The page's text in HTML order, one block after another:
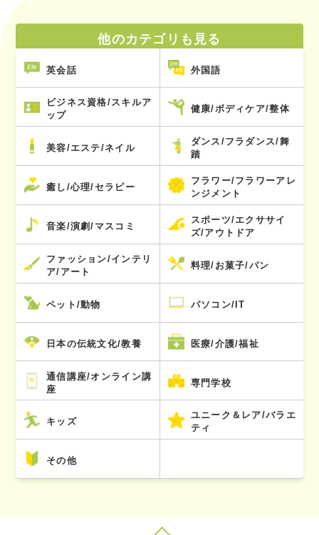
他のカテゴリも見る
英会話 外国語
ビジネス資格/スキルア
ップ
健康/ボディケア/整体
美容/エステ/ネイル
ダンス/フラダンス/舞
踏
癒し/心理/セラピー
フラワー/フラワーアレ
ンジメント
音楽/演劇/マスコミ
スポーツ/エクササイ
ズ/アウトドア
ファッション/インテリ
ア/アート
料理/お菓子/パン
ペット/動物 パソコン/IT
日本の伝統文化/教養 医療/介護/福祉
通信講座/オンライン講
座
専門学校
キッズ
ユニーク＆レア/バラエ
ティ
その他